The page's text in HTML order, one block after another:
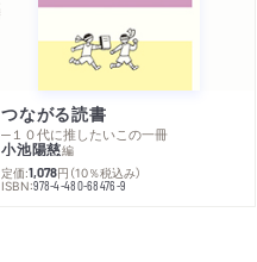
つながる読書
─１０代に推したいこの一冊
小池陽慈編
定価:1,078円 （10％税込み）
ISBN:978-4-480-68476-9